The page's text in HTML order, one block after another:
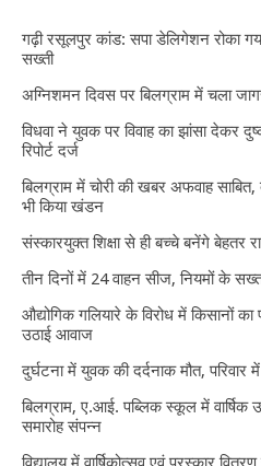
गढ़ी रसूलपुर कांड: सपा डेलिगेशन रोका
सख्ती
अग्निशमन दिवस पर बिलग्राम में चला
विधवा ने युवक पर विवाह का झांसा देकर
रिपोर्ट दर्ज
बिलग्राम में चोरी की खबर अफवाह
भी किया खंडन
संस्कारयुक्त शिक्षा से ही बच्चे बनेंगे बेहतर
तीन दिनों में 24 वाहन सीज, नियमों के
औद्योगिक गलियारे के विरोध में किसानों
उठाई आवाज
दुर्घटना में युवक की दर्दनाक मौत, परिवार
बिलग्राम, ए.आई. पब्लिक स्कूल में वार्षिक
समारोह संपन्न